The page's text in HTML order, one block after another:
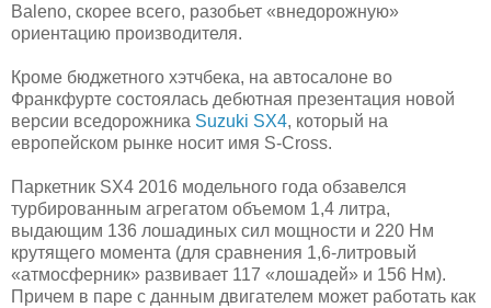
Baleno, скорее всего, разобьет «внедорожную»
ориентацию производителя.
Кроме бюджетного хэтчбека, на автосалоне во
Франкфурте состоялась дебютная презентация новой
версии вседорожника Suzuki SX4, который на
европейском рынке носит имя S-Cross.
Паркетник SX4 2016 модельного года обзавелся
турбированным агрегатом объемом 1,4 литра,
выдающим 136 лошадиных сил мощности и 220 Нм
крутящего момента (для сравнения 1,6-литровый
«атмосферник» развивает 117 «лошадей» и 156 Нм).
Причем в паре с данным двигателем может работать как